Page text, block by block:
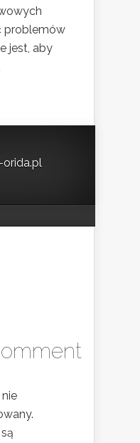
problemów
jest, aby